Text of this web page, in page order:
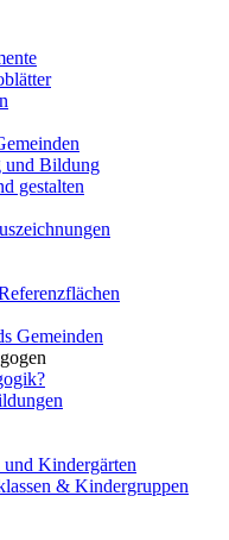
und Bildung
gestalten
Gemeinden
Kindergärten
& Kindergruppen